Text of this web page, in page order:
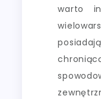
warto